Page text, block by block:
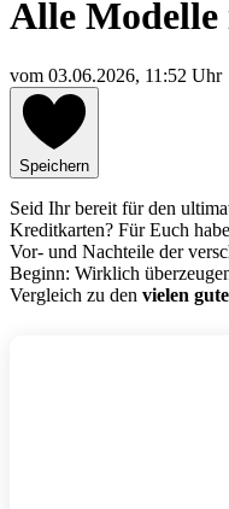
Alle Modelle
vom 03.06.2026, 11:52 Uhr
Speichern
Seid Ihr bereit für den
Kreditkarten? Für Euch
Vor- und Nachteile der
Beginn: Wirklich
Vergleich zu den vielen